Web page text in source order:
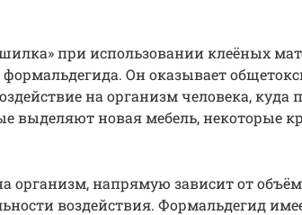
при использовании клеёных
Он оказывает
на организм человека, куда
выделяют новая мебель, некоторые
организм, напрямую зависит от
воздействия. Формальдегид